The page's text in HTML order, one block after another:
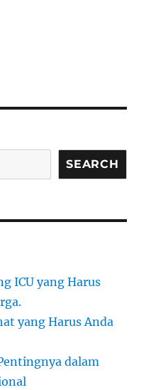
SEARCH
ICU yang Harus
yang Harus Anda
dalam